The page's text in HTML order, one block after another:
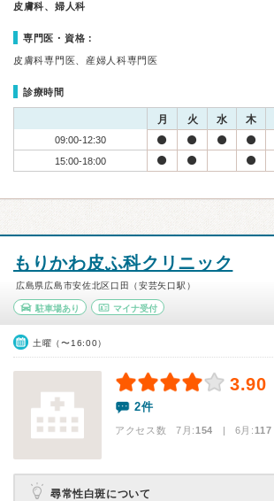
皮膚科、婦人科
専門医・資格：
皮膚科専門医、産婦人科専門医
診療時間
月 火 水 木
09:00-12:30
15:00-18:00
もりかわ皮ふ科クリニック
広島県広島市安佐北区口田（安芸矢口駅）
駐車場あり マイナ受付
土曜（〜16:00）
3.90
2件
アクセス数 7月:154 | 6月:117
尋常性白斑について